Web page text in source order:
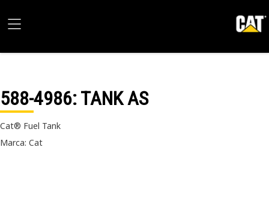
588-4986: TANK AS
Cat® Fuel Tank
Marca: Cat